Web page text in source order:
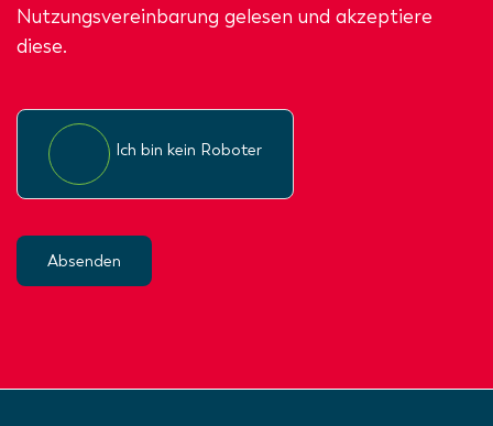
Nutzungsvereinbarung gelesen und akzeptiere
diese.
Ich bin kein Roboter
Absenden